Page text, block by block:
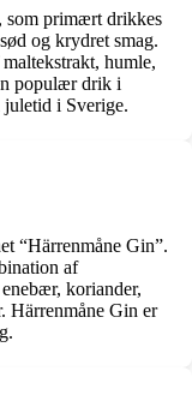
som primært drikkes
og krydret smag.
humle,
populær drik i
i Sverige.
“Härrenmåne Gin”.
af
koriander,
Härrenmåne Gin er